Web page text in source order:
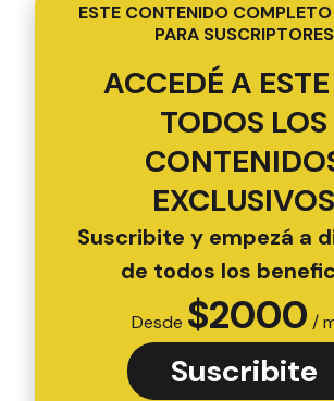
ESTE CONTENIDO
PARA SUSCRIPTORES
ACCEDÉ A
TODOS LOS
EXCLUSIVOS
Suscribite y empezá a
de todos los
Desde $2000 /
Suscribite